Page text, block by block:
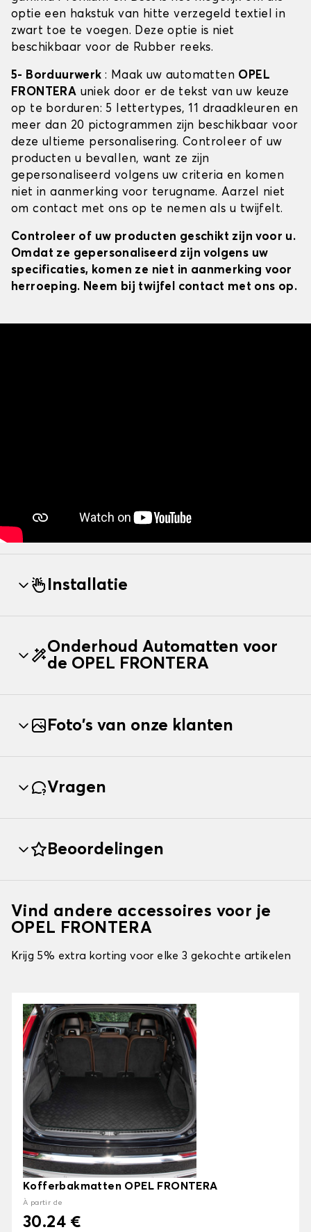
optie een hakstuk van hitte verzegeld textiel in
zwart toe te voegen. Deze optie is niet
beschikbaar voor de Rubber reeks.
5- Borduurwerk : Maak uw automatten OPEL
FRONTERA uniek door er de tekst van uw keuze
op te borduren: 5 lettertypes, 11 draadkleuren en
meer dan 20 pictogrammen zijn beschikbaar voor
deze ultieme personalisering. Controleer of uw
producten u bevallen, want ze zijn
gepersonaliseerd volgens uw criteria en komen
niet in aanmerking voor terugname. Aarzel niet
om contact met ons op te nemen als u twijfelt.
Controleer of uw producten geschikt zijn voor u.
Omdat ze gepersonaliseerd zijn volgens uw
specificaties, komen ze niet in aanmerking voor
herroeping. Neem bij twijfel contact met ons op.
Installatie
Onderhoud Automatten voor
de OPEL FRONTERA
Foto's van onze klanten
Vragen
Beoordelingen
Vind andere accessoires voor je
OPEL FRONTERA
Krijg 5% extra korting voor elke 3 gekochte artikelen
Kofferbakmatten OPEL FRONTERA
À partir de
30.24 €